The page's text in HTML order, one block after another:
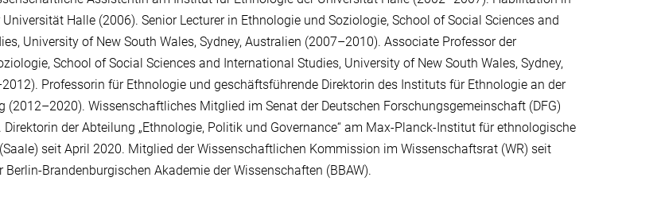
Halle (2006). Senior Lecturer in Ethnologie und Soziologie, School of Social Sciences and
University of New South Wales, Sydney, Australien (2007–2010). Associate Professor der
School of Social Sciences and International Studies, University of New South Wales, Sydney,
Professorin für Ethnologie und geschäftsführende Direktorin des Instituts für Ethnologie an der
(2012–2020). Wissenschaftliches Mitglied im Senat der Deutschen Forschungsgemeinschaft (DFG)
der Abteilung „Ethnologie, Politik und Governance“ am Max-Planck-Institut für ethnologische
seit April 2020. Mitglied der Wissenschaftlichen Kommission im Wissenschaftsrat (WR) seit
Berlin-Brandenburgischen Akademie der Wissenschaften (BBAW).